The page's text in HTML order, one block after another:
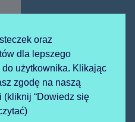
oraz
dla lepszego
użytkownika. Klikając
zgodę na naszą
(kliknij “Dowiedz się